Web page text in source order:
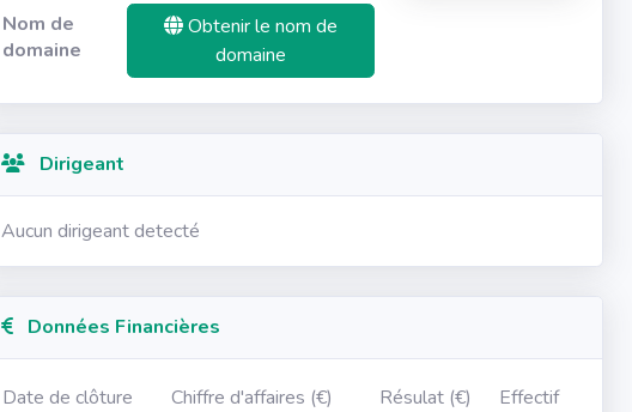
Nom de
domaine
Obtenir le nom de
domaine
Dirigeant
Aucun dirigeant detecté
Données Financières
Date de clôture Chiffre d'affaires (€) Résulat (€) Effectif